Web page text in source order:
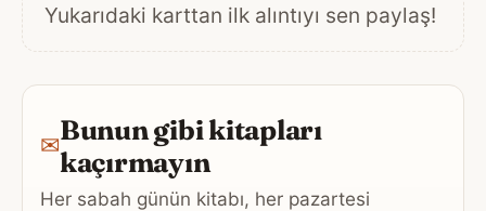
Yukarıdaki karttan ilk alıntıyı sen paylaş!
✉Bunun gibi kitapları
kaçırmayın
Her sabah günün kitabı, her pazartesi